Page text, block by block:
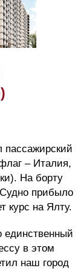
пассажирский
– Италия,
На борту
прибыло
курс на Ялту.
единственный
в этом
наш город